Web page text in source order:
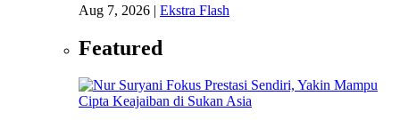
Aug 7, 2026 | Ekstra Flash
Featured